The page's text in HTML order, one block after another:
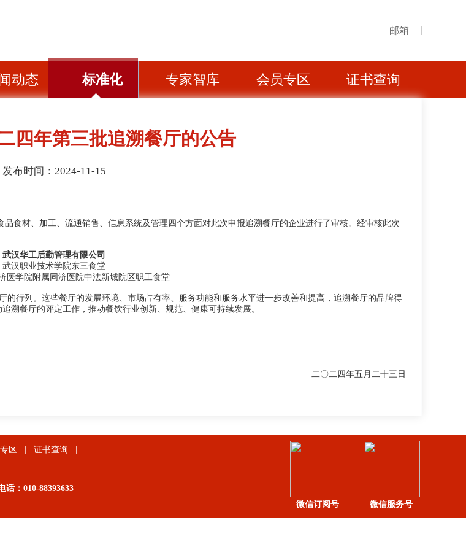
邮箱
动态 标准化 专家智库 会员专区 证书查询
四年第三批追溯餐厅的公告
发布时间：2024-11-15
材、加工、流通销售、信息系统及管理四个方面对此次申报追溯餐厅的企业进行了审核。经审核此次
武汉华工后勤管理有限公司
武汉职业技术学院东三食堂
医学院附属同济医院中法新城院区职工食堂
行列。这些餐厅的发展环境、市场占有率、服务功能和服务水平进一步改善和提高，追溯餐厅的品牌得
溯餐厅的评定工作，推动餐饮行业创新、规范、健康可持续发展。
二〇二四年五月二十三日
区 证书查询
话： 010-88393633
微信服务号
微信订阅号